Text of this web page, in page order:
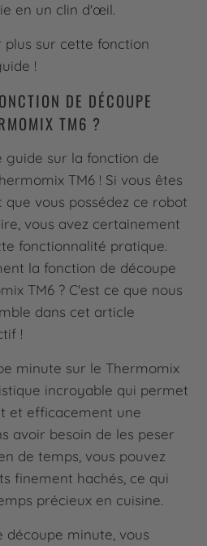
en un clin d'œil.
plus sur cette fonction
!
DE DÉCOUPE
TM6 ?
guide sur la fonction de
TM6 ! Si vous êtes
vous possédez ce robot
vous avez certainement
fonctionnalité pratique.
la fonction de découpe
TM6 ? C'est ce que nous
dans cet article
!
minute sur le Thermomix
incroyable qui permet
et efficacement une
avoir besoin de les peser
de temps, vous pouvez
finement hachés, ce qui
précieux en cuisine.
découpe minute, vous